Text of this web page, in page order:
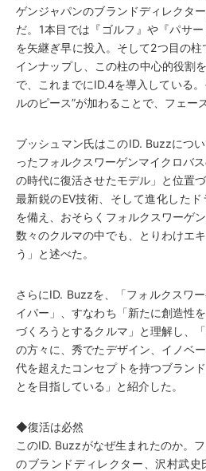
ゲンジャパンのブランドディレクタ
だ。1本目では『ゴルフ』や『パサ
を矢継ぎ早に投入。そして2つ目の柱
インナップし、この柱の中心的役割
で、これまでにID.4を導入している
ルのピース”が加わることで、フェー
ブッシュマン氏はこのID. Buzzにつ
ったフォルクスワーゲンマイクロバ
の時代に復活させたモデル」と位置
最新鋭のEV技術、そして進化した
を備え、おそらくフォルクスワーゲ
数々のクルマの中でも、とりわけエ
う」と述べた。
さらにID. Buzzを、「フォルクスワ
イパー」、すなわち「新たに創造性
づくろうとするクルマ」と理解し、
の方々に、秀でたデザイン、イノベ
代を超えたコンセプトを持つブラン
とを目指している」と紹介した。
◆復活は必然
このID. Buzzがなぜ生まれたのか。
のブランドディレクター、沢村武史